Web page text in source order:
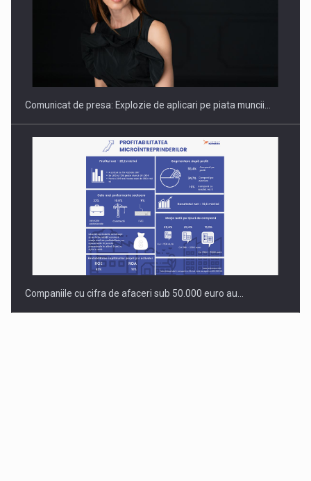
Hard Enduro Piatra Craiului 2026, fueled by benzinariile RO…
Comunicat de presa: Explozie de aplicari pe piata muncii…
Companiile cu cifra de afaceri sub 50.000 euro au…